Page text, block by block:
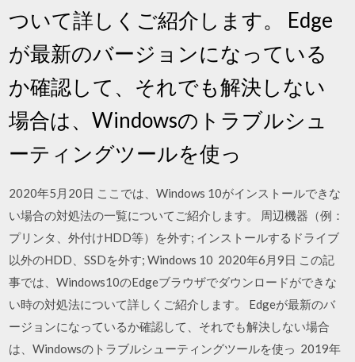
ついて詳しくご紹介します。 Edge
が最新のバージョンになっている
か確認して、それでも解決しない
場合は、Windowsのトラブルシュ
ーティングツールを使っ
2020年5月20日 ここでは、Windows 10がインストールできな
い場合の対処法の一覧についてご紹介します。 周辺機器（例：
プリンタ、外付けHDD等）を外す; インストールするドライブ
以外のHDD、SSDを外す; Windows 10 2020年6月9日 この記
事では、Windows10のEdgeブラウザでダウンロードができな
い時の対処法について詳しくご紹介します。 Edgeが最新のバ
ージョンになっているか確認して、それでも解決しない場合
は、Windowsのトラブルシューティングツールを使っ 2019年